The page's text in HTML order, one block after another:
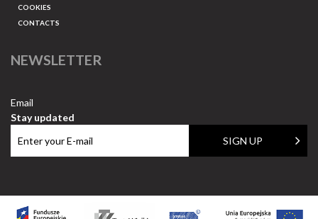
COOKIES
CONTACTS
NEWSLETTER
Email
Stay updated